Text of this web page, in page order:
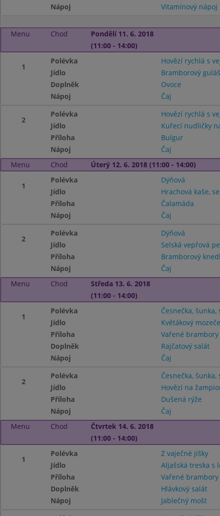
Nápoj
Vitamínový nápoj
Menu Chod
Pondělí 11. 6. 2018
(11:00 - 14:00)
1
Polévka
Hovězí rychlá s
Jídlo
Bramborový
Doplněk
Ovoce
Nápoj
Čaj
2
Polévka
Hovězí rychlá s
Jídlo
Kuřecí nudličky
Příloha
Bulgur
Nápoj
Čaj
Menu
Chod Úterý 12. 6. 2018 (11:00 - 14:00)
1
Polévka
Dýňová
Jídlo
Hrachová kaše,
Příloha
Čalamáda
Nápoj
Čaj
2
Polévka
Dýňová
Jídlo
Selská vepřová
Příloha
Bramborový
Nápoj
Čaj
Menu
Chod
Středa 13. 6. 2018
(11:00 - 14:00)
1
Polévka
Česnečka, šunka,
Jídlo
Květákový
Příloha
Vařené
Doplněk
Rajčatový salát
Nápoj
Čaj
2
Polévka
Česnečka, šunka,
Jídlo
Hovězí na
Příloha
Dušená rýže
Nápoj
Čaj
Menu
Chod
Čtvrtek 14. 6. 2018
(11:00 - 14:00)
1
Polévka
Z vaječné jíšky
Jídlo
Aljašská treska s
Příloha
Vařené
Doplněk
Hlávkový salát
Nápoj
Jablečný mošt